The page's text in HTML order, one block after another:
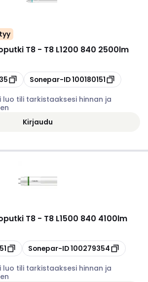
T8 - T8 L1200 840 2500lm
Kopioi
Sonepar-ID100180151
luo tili tarkistaaksesi hinnan ja
Kirjaudu
T8 - T8 L1500 840 4100lm
Kopioi
Sonepar-ID100279354
luo tili tarkistaaksesi hinnan ja